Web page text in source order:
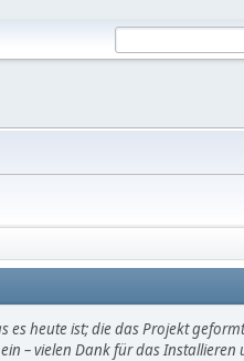
heute ist; die das Projekt
– vielen Dank für das